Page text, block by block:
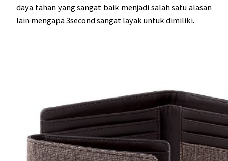
daya tahan yang sangat baik menjadi salah satu alasan
lain mengapa 3second sangat layak untuk dimiliki.